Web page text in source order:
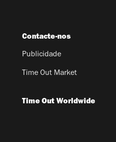
Contacte-nos
Publicidade
Time Out Market
Time Out Worldwide